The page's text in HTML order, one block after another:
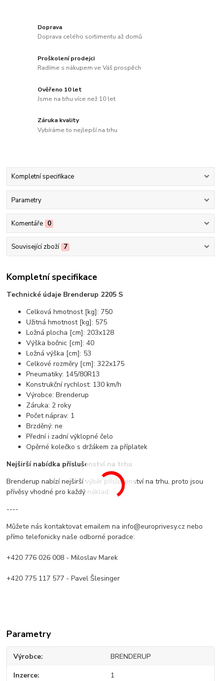
Doprava
Doprava celého sortimentu až domů
Proškolení prodejci
Radíme s nákupem ve Váš prospěch
Ověřeno 10 let
Jsme na trhu více než 10 let
Záruka kvality
Vybíráme to nejlepší na trhu
Kompletní specifikace
Parametry
Komentáře 0
Související zboží 7
Kompletní specifikace
Technické údaje Brenderup 2205 S
Celková hmotnost [kg]: 750
Užitná hmotnost [kg]: 575
Ložná plocha [cm]: 203x128
Výška bočnic [cm]: 40
Ložná výška [cm]: 53
Celkové rozměry [cm]: 322x175
Pneumatiky: 145/80R13
Konstrukční rychlost: 130 km/h
Výrobce: Brenderup
Záruka: 2 roky
Počet náprav: 1
Brzděný: ne
Přední i zadní výklopné čelo
Opěrné kolečko s držákem za příplatek
Nejširší nabídka příslušenství na trhu
Brenderup nabízí nejširší výběr příslušenství na trhu, proto jsou
přívěsy vhodné pro každý náklad.
----
Můžete nás kontaktovat emailem na info@europrivesy.cz nebo
přímo telefonicky naše odborné poradce:
+420 776 026 008 - Miloslav Marek
+420 775 117 577 - Pavel Šlesinger
Parametry
Výrobce BRENDERUP
Inzerce 1